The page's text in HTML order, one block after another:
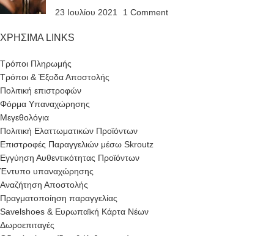
23 Ιουλίου 2021
1 Comment
ΧΡΗΣΙΜΑ LINKS
Τρόποι Πληρωμής
Τρόποι & Έξοδα Αποστολής
Πολιτική επιστροφών
Φόρμα Υπαναχώρησης
Μεγεθολόγια
Πολιτική Ελαττωματικών Προϊόντων
Επιστροφές Παραγγελιών μέσω Skroutz
Εγγύηση Αυθεντικότητας Προϊόντων
Έντυπο υπαναχώρησης
Αναζήτηση Αποστολής
Πραγματοποίηση παραγγελίας
Savelshoes & Ευρωπαϊκή Κάρτα Νέων
Δωροεπιταγές